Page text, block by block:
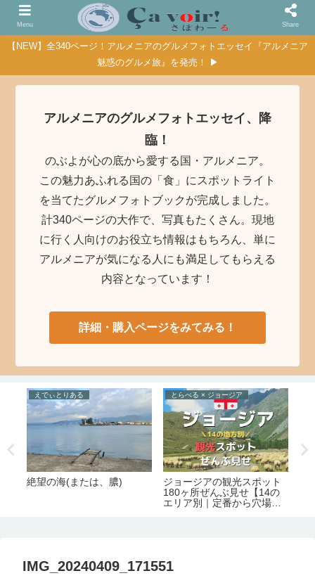
【NEW】全340ページ！アルメニアのグルメフォトエッセイ『アルメニア
魅惑のグルメ旅』を発売！ ▶
アルメニアのグルメフォトエッセイ、降
臨！
のぶよが心の底から愛する国・アルメニア。
この魅力あふれる国の「食」にスポットライト
を当てたグルメフォトブックが完成しました。
計340ページの大作で、写真もたくさん。現地
に行く人向けのお役立ち情報はもちろん、単に
アルメニアが気になる人にも満足してもらえる
内容となっています！
詳細・購入ページをみてみる！
えでぃとりある
絶望の海(または、膿)
とらべる × ジョージア
ジョージアの観光スポット
180ヶ所ぜんぶ見せ【14の
エリア別｜定番から穴場ま
IMG_20240409_171551
Menu Share